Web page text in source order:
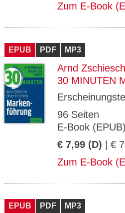
Zum E-Book
EPUB PDF MP3
Arnd
30 MINUTEN
96 Seiten
E-Book
€ 7,99 (D) | €
Zum E-Book
EPUB PDF MP3